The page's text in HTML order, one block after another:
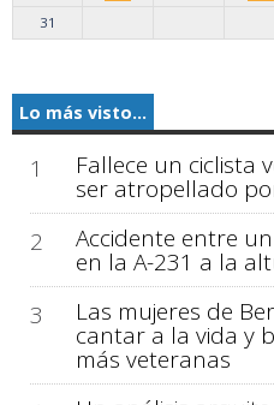
31
Lo más visto...
1 Fallece un ciclista
ser atropellado
2
Accidente entre
en la A-231 a la
3
Las mujeres de
cantar a la vida y
más veteranas